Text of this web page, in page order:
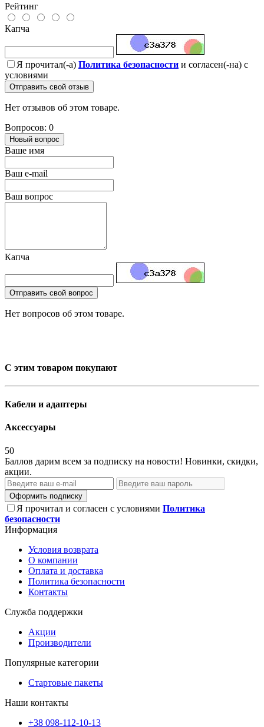
Рейтинг
Капча
Я прочитал(-а) Политика безопасности и согласен(-на) с
условиями
Отправить свой отзыв
Нет отзывов об этом товаре.
Вопросов: 0
Новый вопрос
Ваше имя
Ваш e-mail
Ваш вопрос
Капча
Отправить свой вопрос
Нет вопросов об этом товаре.
С этим товаром покупают
Кабели и адаптеры
Аксессуары
50
Баллов дарим всем за подписку на новости! Новинки, скидки,
акции.
Оформить подписку
Я прочитал и согласен с условиями Политика
безопасности
Информация
Условия возврата
О компании
Оплата и доставка
Политика безопасности
Контакты
Служба поддержки
Акции
Производители
Популярные категории
Стартовые пакеты
Наши контакты
+38 098-112-10-13